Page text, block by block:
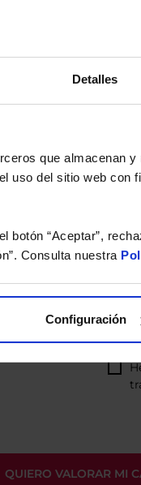
Detalles
que almacenan
uso del sitio web con
botón “Aceptar”,
Consulta nuestra
Configuración
Liquidativos del Fondo al
el fondo es de reparto.
de sus Fondos y
que podrá ahorrar